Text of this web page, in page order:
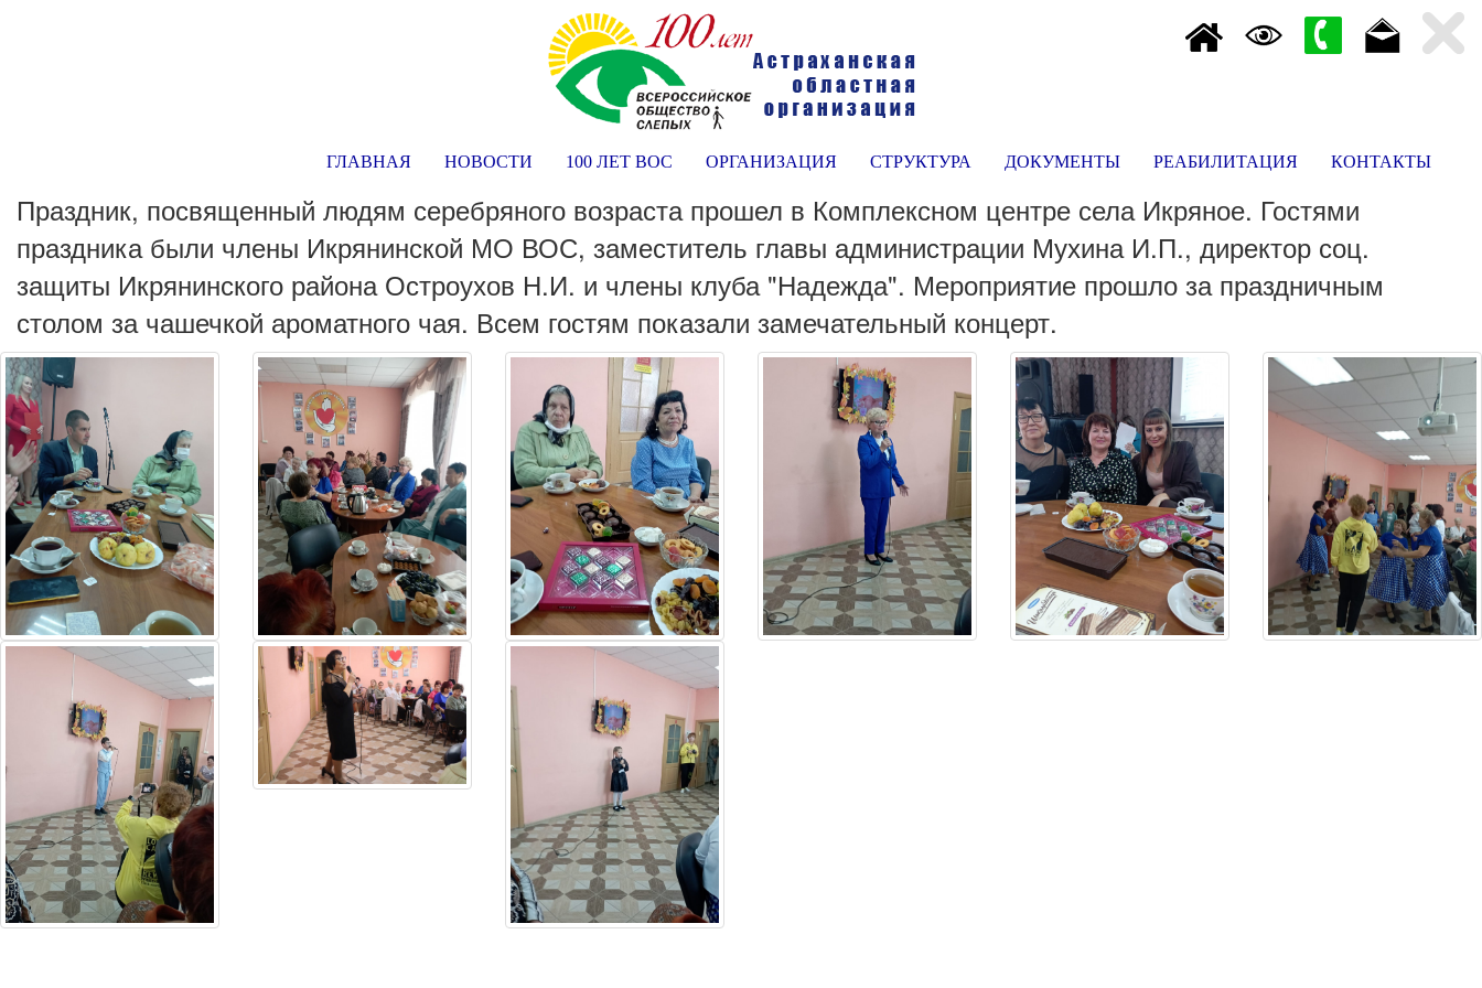
ГЛАВНАЯ НОВОСТИ 100 ЛЕТ ВОС ОРГАНИЗАЦИЯ СТРУКТУРА ДОКУМЕНТЫ РЕАБИЛИТАЦИЯ КОНТАКТЫ
Праздник, посвященный людям серебряного возраста прошел в Комплексном центре села Икряное. Гостями
праздника были члены Икрянинской МО ВОС, заместитель главы администрации Мухина И.П., директор соц.
защиты Икрянинского района Остроухов Н.И. и члены клуба "Надежда". Мероприятие прошло за праздничным
столом за чашечкой ароматного чая. Всем гостям показали замечательный концерт.